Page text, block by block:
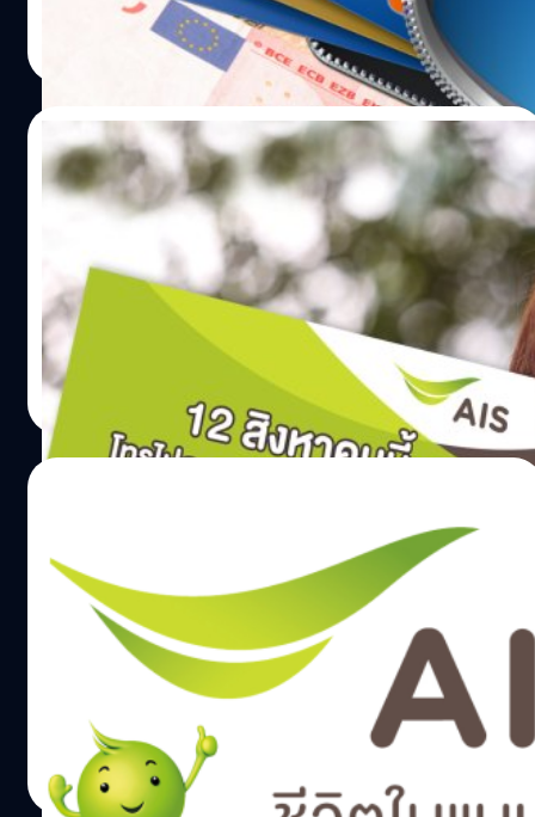
ธนภาส ศุภมงคล| 3917 days ago
08/08/2014
12 สิงหาคมนี้ ลูกค้าเอไอเอสโทรฟรี 5 นาที ผ่าน
รหัส 003 !!!
12 สิงหาคมนี้ ลูกค้าเอไอเอสโทรฟรี! 5 นาที จากไทยไป ลาว ,
มาเลเซีย ,พม่า และกัมพูชา ผ่านรหัส 003
Totsapon Kritsadangphorn| 4384 days ago
Read More
เอไอเอส ออกแถลงการณ์เรื่อง Google Play
เพิ่มเติม
เอไอเอส ยืนยันการซื้อเกมจาก Google Play ที่หักผ่านบัตร
เครดิตธนาคารไม่ใช่บริการของเอไอเอส (วันที่ 25 มิถุยายน
2557) นายปรัธนา ลีลพนัง รองกรรมการผู้อำนวยการ สาย
งานการตลาด เอไอเอส กล่าวว่า “จากการที่ขณะนี้ได้มีข่าวเผย
แพร่เกี่ยวกับกรณีที่ประชาชนใช้บริการซื้อคอนเทนต์
ของ Google Play และชำระผ่านช่องทางบัตรเครดิต
ธนาคารฯ
Totsapon Kritsadangphorn
Read More